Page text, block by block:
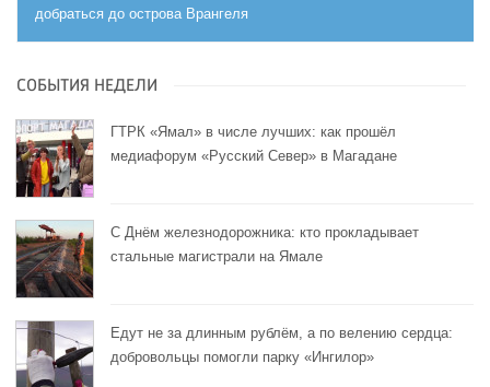
добраться до острова Врангеля
СОБЫТИЯ НЕДЕЛИ
ГТРК «Ямал» в числе лучших: как прошёл
медиафорум «Русский Север» в Магадане
С Днём железнодорожника: кто прокладывает
стальные магистрали на Ямале
Едут не за длинным рублём, а по велению сердца:
добровольцы помогли парку «Ингилор»